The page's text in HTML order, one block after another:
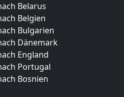
Belarus
Belgien
Bulgarien
Dänemark
England
Portugal
Bosnien